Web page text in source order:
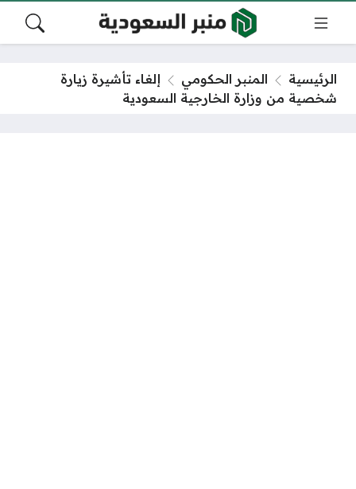
الرئيسية المنبر الحكومي
إلغاء تأشيرة زيارة
شخصية من وزارة الخارجية السعودية